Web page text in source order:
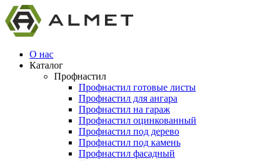
О нас
Каталог
Профнастил
Профнастил готовые листы
Профнастил для ангара
Профнастил на гараж
Профнастил оцинкованный
Профнастил под дерево
Профнастил под камень
Профнастил фасадный